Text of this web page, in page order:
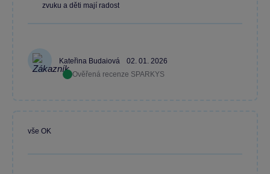
Kateřina Budaiová
02. 01. 2026
Ověřená recenze SPARKYS
zvuku a děti mají radost
vše OK